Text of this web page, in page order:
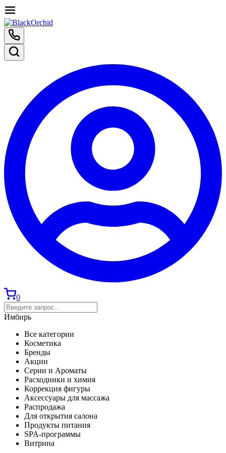
0
Имбирь
Все категории
Косметика
Бренды
Акции
Серии и Ароматы
Расходники и химия
Коррекция фигуры
Аксессуары для массажа
Распродажа
Для открытия салона
Продукты питания
SPA-программы
Витрина